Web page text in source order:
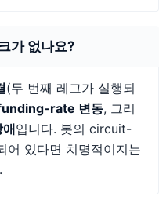
가 없나요?
(두 번째 레그가 실행되
rate 변동, 그리
애입니다. 봇의 circuit-
어 있다면 치명적이지는